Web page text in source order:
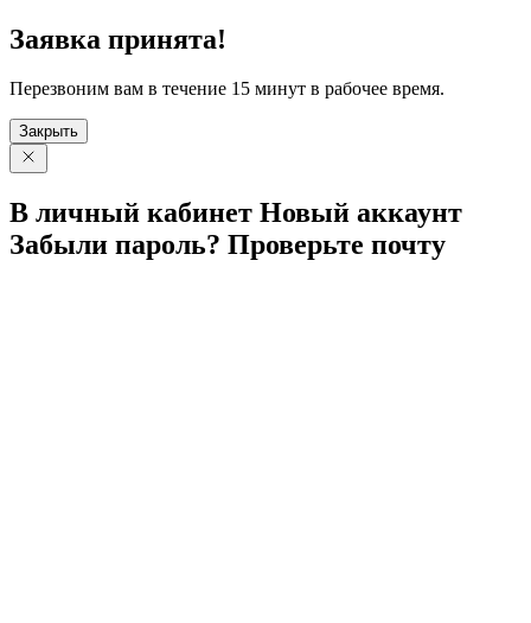
Заявка принята!
Перезвоним вам в течение 15 минут в рабочее время.
Закрыть
В личный кабинет Новый аккаунт
Забыли пароль? Проверьте почту